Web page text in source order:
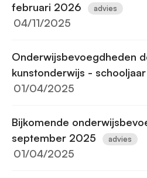
februari 2026
advies
04/11/2025
Onderwijsbevoegdheden
kunstonderwijs -
01/04/2025
Bijkomende
september 2025
advies
01/04/2025